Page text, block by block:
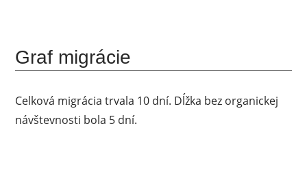
Graf migrácie
Celková migrácia trvala 10 dní. Dĺžka bez organickej
návštevnosti bola 5 dní.